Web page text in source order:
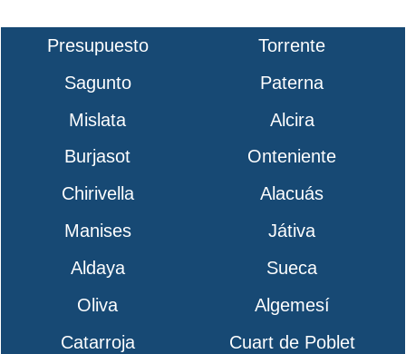
Presupuesto
Torrente
Sagunto
Paterna
Mislata
Alcira
Burjasot
Onteniente
Chirivella
Alacuás
Manises
Játiva
Aldaya
Sueca
Oliva
Algemesí
Catarroja
Cuart de Poblet